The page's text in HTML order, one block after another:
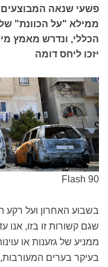
פשעי שנאה המבוצעים
ממילא "על הכוונת" של
הכללי, ונדרש מאמץ
יזכו ליחס דומה
Flash 90
בשבוע האחרון ועל רקע
שגם קשורות זו בזו, אנו
ממניע של גזענות או
בעיקר בערים